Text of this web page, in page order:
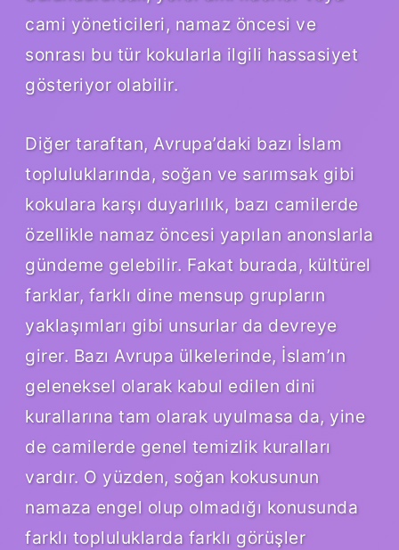
cami yöneticileri, namaz öncesi ve
sonrası bu tür kokularla ilgili hassasiyet
gösteriyor olabilir.
Diğer taraftan, Avrupa’daki bazı İslam
topluluklarında, soğan ve sarımsak gibi
kokulara karşı duyarlılık, bazı camilerde
özellikle namaz öncesi yapılan anonslarla
gündeme gelebilir. Fakat burada, kültürel
farklar, farklı dine mensup grupların
yaklaşımları gibi unsurlar da devreye
girer. Bazı Avrupa ülkelerinde, İslam’ın
geleneksel olarak kabul edilen dini
kurallarına tam olarak uyulmasa da, yine
de camilerde genel temizlik kuralları
vardır. O yüzden, soğan kokusunun
namaza engel olup olmadığı konusunda
farklı topluluklarda farklı görüşler